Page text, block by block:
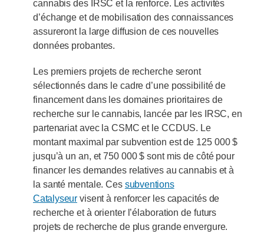
cannabis des IRSC et la renforce. Les activités
d’échange et de mobilisation des connaissances
assureront la large diffusion de ces nouvelles
données probantes.
Les premiers projets de recherche seront
sélectionnés dans le cadre d’une possibilité de
financement dans les domaines prioritaires de
recherche sur le cannabis, lancée par les IRSC, en
partenariat avec la CSMC et le CCDUS. Le
montant maximal par subvention est de 125 000 $
jusqu’à un an, et 750 000 $ sont mis de côté pour
financer les demandes relatives au cannabis et à
la santé mentale. Ces subventions
Catalyseur visent à renforcer les capacités de
recherche et à orienter l’élaboration de futurs
projets de recherche de plus grande envergure.